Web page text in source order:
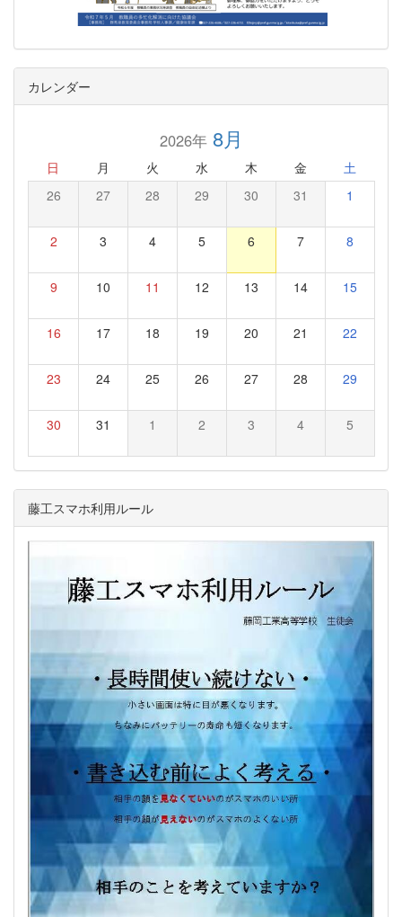
カレンダー
2026年8月
日 月 火 水 木 金 土
26 27 28 29 30 31 1
2 3 4 5 6 7 8
9 10 11 12 13 14 15
16 17 18 19 20 21 22
23 24 25 26 27 28 29
30 31 1 2 3 4 5
藤工スマホ利用ルール